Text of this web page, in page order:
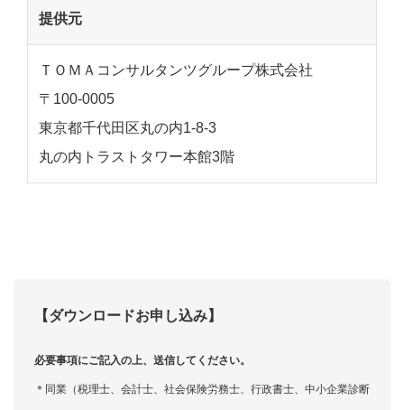
提供元
ＴＯＭＡコンサルタンツグループ株式会社
〒100-0005
東京都千代田区丸の内1-8-3
丸の内トラストタワー本館3階
【ダウンロードお申し込み】
必要事項にご記入の上、送信してください。
＊同業（税理士、会計士、社会保険労務士、行政書士、中小企業診断